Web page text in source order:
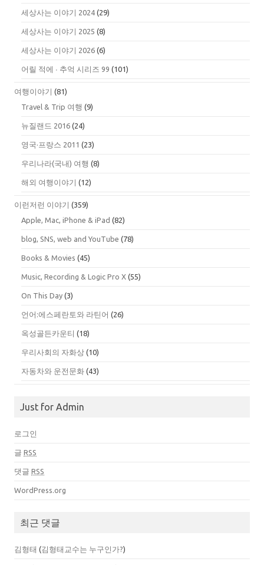
세상사는 이야기 2024 (29)
세상사는 이야기 2025 (8)
세상사는 이야기 2026 (6)
어릴 적에 ∙ 추억 시리즈 99 (101)
여행이야기 (81)
Travel & Trip 여행 (9)
뉴질랜드 2016 (24)
영국·프랑스 2011 (23)
우리나라(국내) 여행 (8)
해외 여행이야기 (12)
이런저런 이야기 (359)
Apple, Mac, iPhone & iPad (82)
blog, SNS, web and YouTube (78)
Books & Movies (45)
Music, Recording & Logic Pro X (55)
On This Day (3)
언어:에스페란토와 라틴어 (26)
옥성골든카운티 (18)
우리사회의 자화상 (10)
자동차와 운전문화 (43)
Just for Admin
로그인
글 RSS
댓글 RSS
WordPress.org
최근 댓글
김형태 (김형태교수는 누구인가?)